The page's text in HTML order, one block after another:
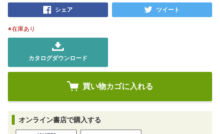
シェア ツイート
※在庫あり
カタログダウンロード
オンライン書店で購入する